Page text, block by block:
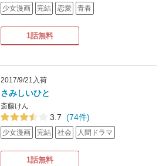
少女漫画 完結 恋愛 青春
1話無料
2017/9/21入荷
さみしいひと
斎藤けん
3.7 (74件)
少女漫画 完結 社会 人間ドラマ
1話無料